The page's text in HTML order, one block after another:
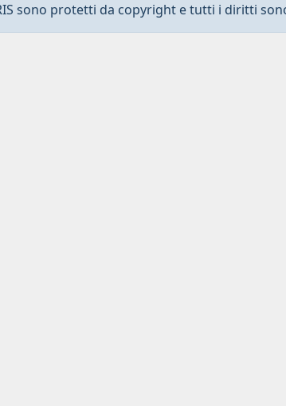
sono protetti da copyright e tutti i diritti